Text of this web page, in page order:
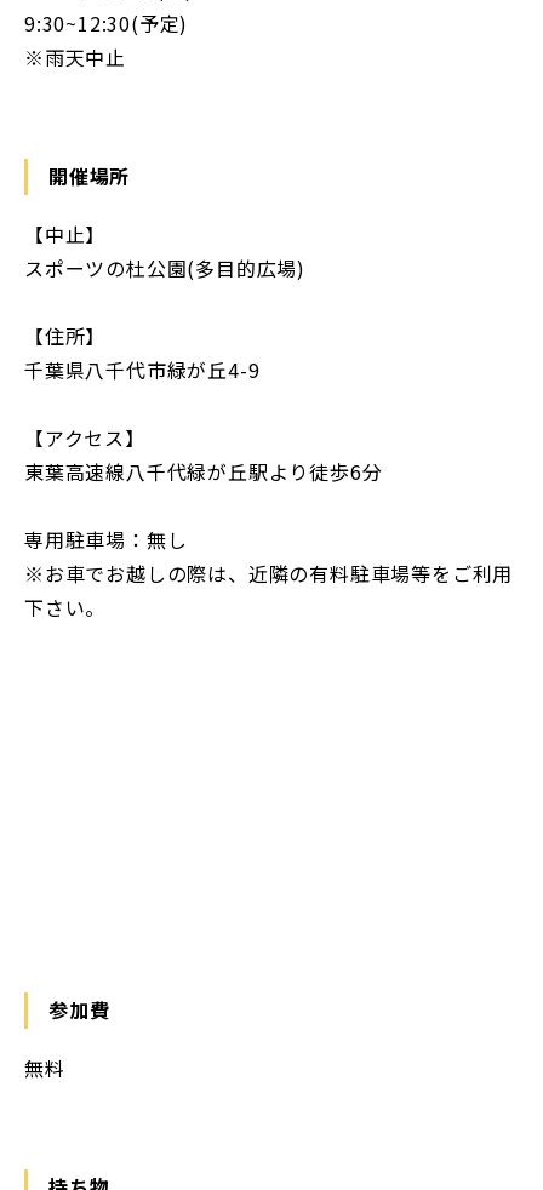
9:30~12:30(予定)
※雨天中止
開催場所
【中止】
スポーツの杜公園(多目的広場)
【住所】
千葉県八千代市緑が丘4-9
【アクセス】
東葉高速線八千代緑が丘駅より徒歩6分
専用駐車場：無し
※お車でお越しの際は、近隣の有料駐車場等をご利用
下さい。
参加費
無料